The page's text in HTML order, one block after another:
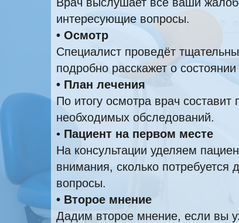
интересующие вопросы.
Осмотр
Специалист проведёт
подробно расскажет о состоянии
План лечения
По итогу осмотра врач составит
необходимых обследований.
Пациент на первом месте
На консультации уделяем
внимания, сколько потребуется
вопросы.
Второе мнение
Дадим второе мнение, если вы